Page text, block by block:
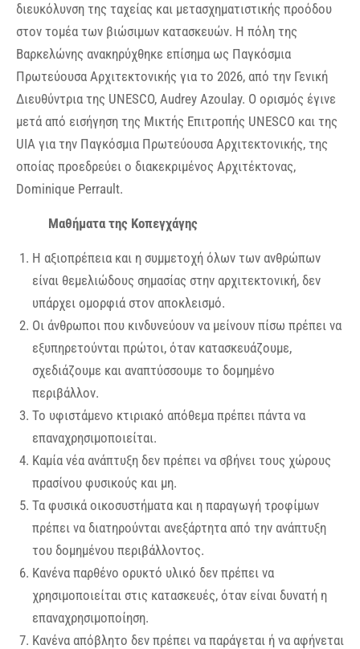
διευκόλυνση της ταχείας και μετασχηματιστικής προόδου
στον τομέα των βιώσιμων κατασκευών. Η πόλη της
Βαρκελώνης ανακηρύχθηκε επίσημα ως Παγκόσμια
Πρωτεύουσα Αρχιτεκτονικής για το 2026, από την Γενική
Διευθύντρια της UNESCO, Audrey Azoulay. Ο ορισμός έγινε
μετά από εισήγηση της Μικτής Επιτροπής UNESCO και της
UIA για την Παγκόσμια Πρωτεύουσα Αρχιτεκτονικής, της
οποίας προεδρεύει ο διακεκριμένος Αρχιτέκτονας,
Dominique Perrault.
Μαθήματα της Κοπεγχάγης
Η αξιοπρέπεια και η συμμετοχή όλων των ανθρώπων
είναι θεμελιώδους σημασίας στην αρχιτεκτονική, δεν
υπάρχει ομορφιά στον αποκλεισμό.
Οι άνθρωποι που κινδυνεύουν να μείνουν πίσω πρέπει να
εξυπηρετούνται πρώτοι, όταν κατασκευάζουμε,
σχεδιάζουμε και αναπτύσσουμε το δομημένο
περιβάλλον.
Το υφιστάμενο κτιριακό απόθεμα πρέπει πάντα να
επαναχρησιμοποιείται.
Καμία νέα ανάπτυξη δεν πρέπει να σβήνει τους χώρους
πρασίνου φυσικούς και μη.
Τα φυσικά οικοσυστήματα και η παραγωγή τροφίμων
πρέπει να διατηρούνται ανεξάρτητα από την ανάπτυξη
του δομημένου περιβάλλοντος.
Κανένα παρθένο ορυκτό υλικό δεν πρέπει να
χρησιμοποιείται στις κατασκευές, όταν είναι δυνατή η
επαναχρησιμοποίηση.
Κανένα απόβλητο δεν πρέπει να παράγεται ή να αφήνεται